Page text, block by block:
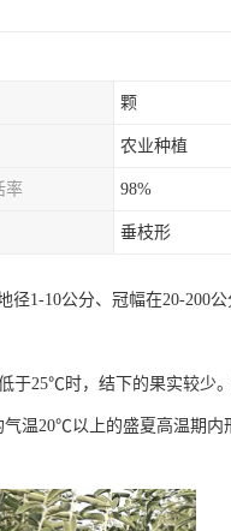
颗
农业种植
率 98%
垂枝形
1-10公分、冠幅在20-200
于25℃时，结下的果实较少
温20℃以上的盛夏高温期内